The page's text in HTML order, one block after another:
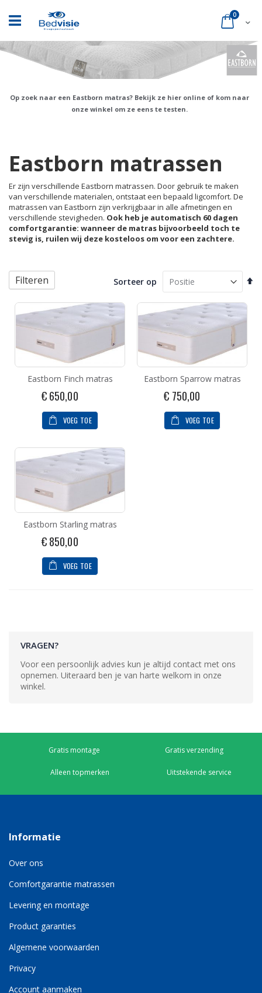
naar
de
Cart
0
Op zoek naar een Eastborn matras? Bekijk ze hier online of kom naar
onze winkel om ze eens te testen.
Eastborn matrassen
Er zijn verschillende Eastborn matrassen. Door gebruik te maken
van verschillende materialen, ontstaat een bepaald ligcomfort. De
matrassen van Eastborn zijn verkrijgbaar in alle afmetingen en
verschillende stevigheden. Ook heb je automatisch 60 dagen
comfortgarantie: wanneer de matras bijvoorbeeld toch te
stevig is, ruilen wij deze kosteloos om voor een zachtere.
Sorteer op
Eastborn Finch matras
€ 650,00
VOEG TOE
Eastborn Sparrow matras
€ 750,00
VOEG TOE
Eastborn Starling matras
€ 850,00
VOEG TOE
Filteren
VRAGEN?
Voor een persoonlijk advies kun je altijd contact met ons
opnemen. Uiteraard ben je van harte welkom in onze
winkel.
Gratis montage Gratis verzending
Alleen topmerken Uitstekende service
Informatie
Over ons
Comfortgarantie matrassen
Levering en montage
Product garanties
Algemene voorwaarden
Privacy
Account aanmaken